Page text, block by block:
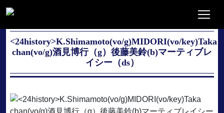
<24history>K.Shimamoto(vo/g)MIDORI(vo/key)Taka
chan(vo/g)酒見博行（g）後藤美鈴(b)マーティブレ
イシー（ds）